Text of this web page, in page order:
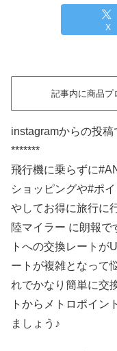
X
記事内に商品プ
instagramからの投
*******
飛行機に乗らずに
ショッピングや#ポ
やしてお得に旅行に
陸マイラー に朗報
トへの交換レート
ートが複雑となって
れでかなり簡単に交
トからメトロポイン
ましょう♪